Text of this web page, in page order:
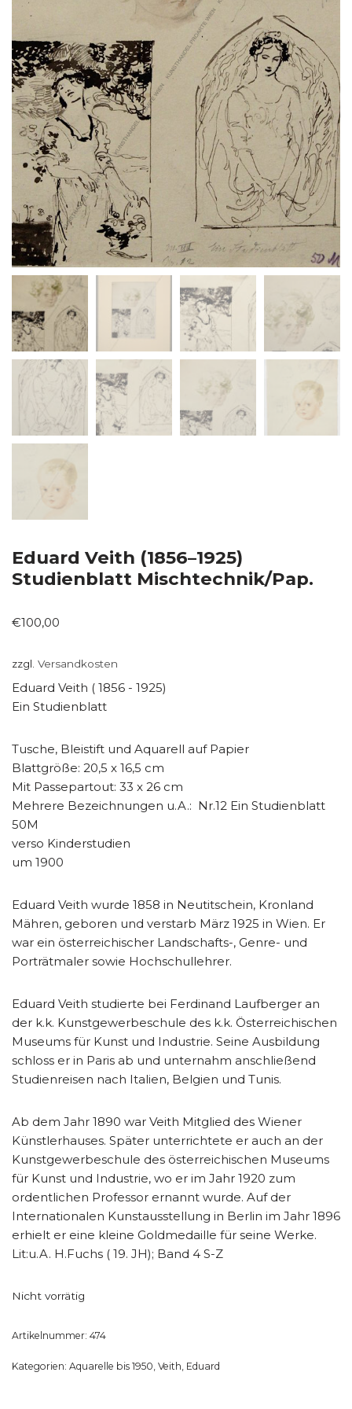
Eduard Veith (1856–1925)
Studienblatt Mischtechnik/Pap.
€100,00
zzgl. Versandkosten
Eduard Veith ( 1856 - 1925)
Ein Studienblatt
Tusche, Bleistift und Aquarell auf Papier
Blattgröße: 20,5 x 16,5 cm
Mit Passepartout: 33 x 26 cm
Mehrere Bezeichnungen u.A.: Nr.12 Ein Studienblatt
50M
verso Kinderstudien
um 1900
Eduard Veith wurde 1858 in Neutitschein, Kronland
Mähren, geboren und verstarb März 1925 in Wien. Er
war ein österreichischer Landschafts-, Genre- und
Porträtmaler sowie Hochschullehrer.
Eduard Veith studierte bei Ferdinand Laufberger an
der k.k. Kunstgewerbeschule des k.k. Österreichischen
Museums für Kunst und Industrie. Seine Ausbildung
schloss er in Paris ab und unternahm anschließend
Studienreisen nach Italien, Belgien und Tunis.
Ab dem Jahr 1890 war Veith Mitglied des Wiener
Künstlerhauses. Später unterrichtete er auch an der
Kunstgewerbeschule des österreichischen Museums
für Kunst und Industrie, wo er im Jahr 1920 zum
ordentlichen Professor ernannt wurde. Auf der
Internationalen Kunstausstellung in Berlin im Jahr 1896
erhielt er eine kleine Goldmedaille für seine Werke.
Lit:u.A. H.Fuchs ( 19. JH); Band 4 S-Z
Nicht vorrätig
Artikelnummer: 474
Kategorien: Aquarelle bis 1950 Veith, Eduard